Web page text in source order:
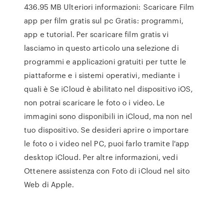
436.95 MB Ulteriori informazioni: Scaricare Film
app per film gratis sul pc Gratis: programmi,
app e tutorial. Per scaricare film gratis vi
lasciamo in questo articolo una selezione di
programmi e applicazioni gratuiti per tutte le
piattaforme e i sistemi operativi, mediante i
quali è Se iCloud è abilitato nel dispositivo iOS,
non potrai scaricare le foto o i video. Le
immagini sono disponibili in iCloud, ma non nel
tuo dispositivo. Se desideri aprire o importare
le foto o i video nel PC, puoi farlo tramite l'app
desktop iCloud. Per altre informazioni, vedi
Ottenere assistenza con Foto di iCloud nel sito
Web di Apple.